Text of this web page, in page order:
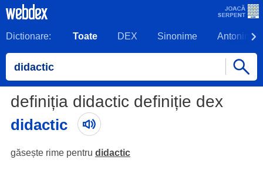
Dictionare: Toate DEX Sinonime Antonime
definiția didactic definiție dex
didactic
găsește rime pentru didactic